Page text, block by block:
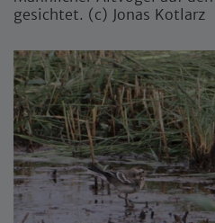
gesichtet. (c) Jonas Kotlarz